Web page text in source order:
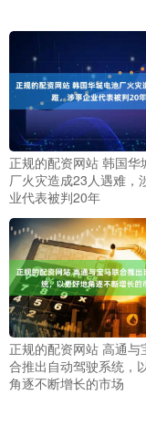
正规的配资网站 韩国华
厂火灾造成23人遇难，
业代表被判20年
正规的配资网站 高通与
合推出自动驾驶系统，
角逐不断增长的市场